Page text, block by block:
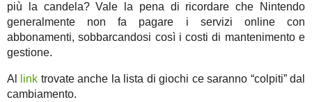
più la candela? Vale la pena di ricordare che Nintendo
generalmente non fa pagare i servizi online con
abbonamenti, sobbarcandosi così i costi di mantenimento e
gestione.
Al link trovate anche la lista di giochi ce saranno “colpiti” dal
cambiamento.